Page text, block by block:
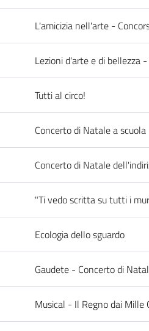
L'amicizia nell'arte -
Lezioni d'arte e di bellezza
Tutti al circo!
Concerto di Natale a scuola
Concerto di Natale
"Ti vedo scritta su tutti i
Ecologia dello sguardo
Gaudete - Concerto di
Musical - Il Regno dai Mille